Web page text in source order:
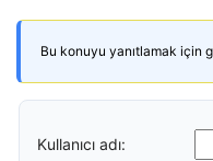
Bu konuyu yanıtlamak için
Kullanıcı adı: